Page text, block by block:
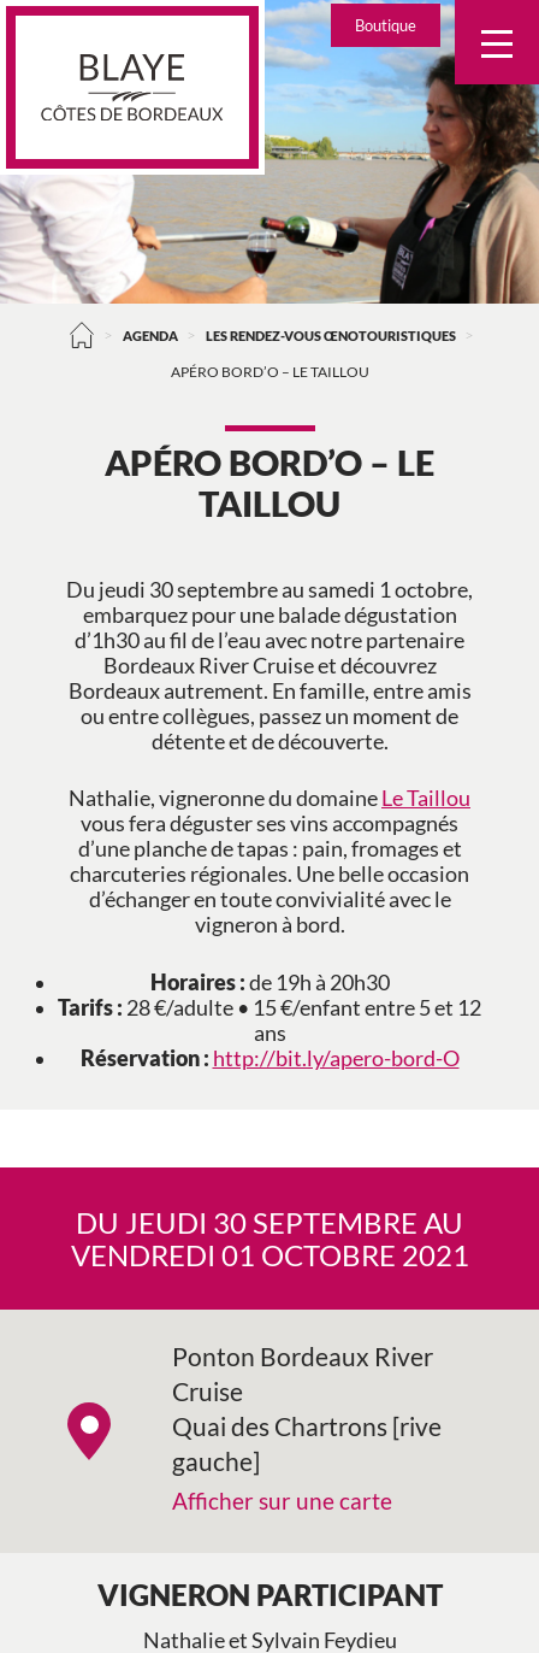
Skip
Boutique
> AGENDA > LES RENDEZ-VOUS ŒNOTOURISTIQUES >
APÉRO BORD’O – LE TAILLOU
APÉRO BORD’O – LE
TAILLOU
Du jeudi 30 septembre au samedi 1 octobre,
embarquez pour une balade dégustation
d’1h30 au fil de l’eau avec notre partenaire
Bordeaux River Cruise et découvrez
Bordeaux autrement. En famille, entre amis
ou entre collègues, passez un moment de
détente et de découverte.
Nathalie, vigneronne du domaineLe Taillou
vous fera déguster ses vins accompagnés
d’une planche de tapas : pain, fromages et
charcuteries régionales. Une belle occasion
d’échanger en toute convivialité avec le
vigneron à bord.
Horaires :de 19h à 20h30
Tarifs : 28 €/adulte • 15 €/enfant entre 5 et 12
ans
Réservation : http://bit.ly/apero-bord-O
DU JEUDI 30 SEPTEMBRE AU
VENDREDI 01 OCTOBRE 2021
Ponton Bordeaux River
Cruise
Quai des Chartrons [rive
gauche]
Afficher sur une carte
VIGNERON PARTICIPANT
Nathalie et Sylvain Feydieu